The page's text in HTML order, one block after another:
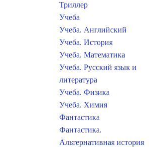
Триллер
Учеба
Учеба. Английский
Учеба. История
Учеба. Математика
Учеба. Русский язык и
литература
Учеба. Физика
Учеба. Химия
Фантастика
Фантастика.
Альтернативная история